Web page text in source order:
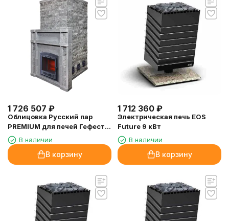
1 726 507 ₽
Облицовка Русский пар
PREMIUM для печей Гефест
Grom 80, рваный камень
Талькомагнезит
В наличии
В корзину
1 712 360 ₽
Электрическая печь EOS
Future 9 кВт
В наличии
В корзину